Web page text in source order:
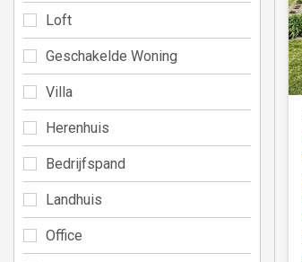
Loft
Geschakelde Woning
Villa
Herenhuis
Bedrijfspand
Landhuis
Office